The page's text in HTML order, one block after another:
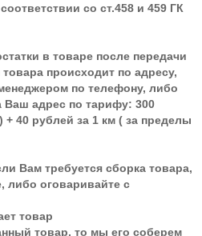
со ст.458 и 459 ГК
в товаре после передачи
происходит по адресу,
по телефону, либо
Ваш адрес по тарифу: 300
40 рублей за 1 км ( за пределы
Вам требуется сборка товара,
либо оговаривайте с
товар
товар, то мы его соберем